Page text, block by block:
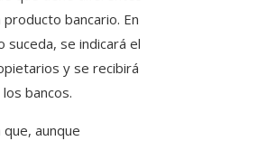
bancario. En
suceda, se indicará el
y se recibirá
bancos.
aunque